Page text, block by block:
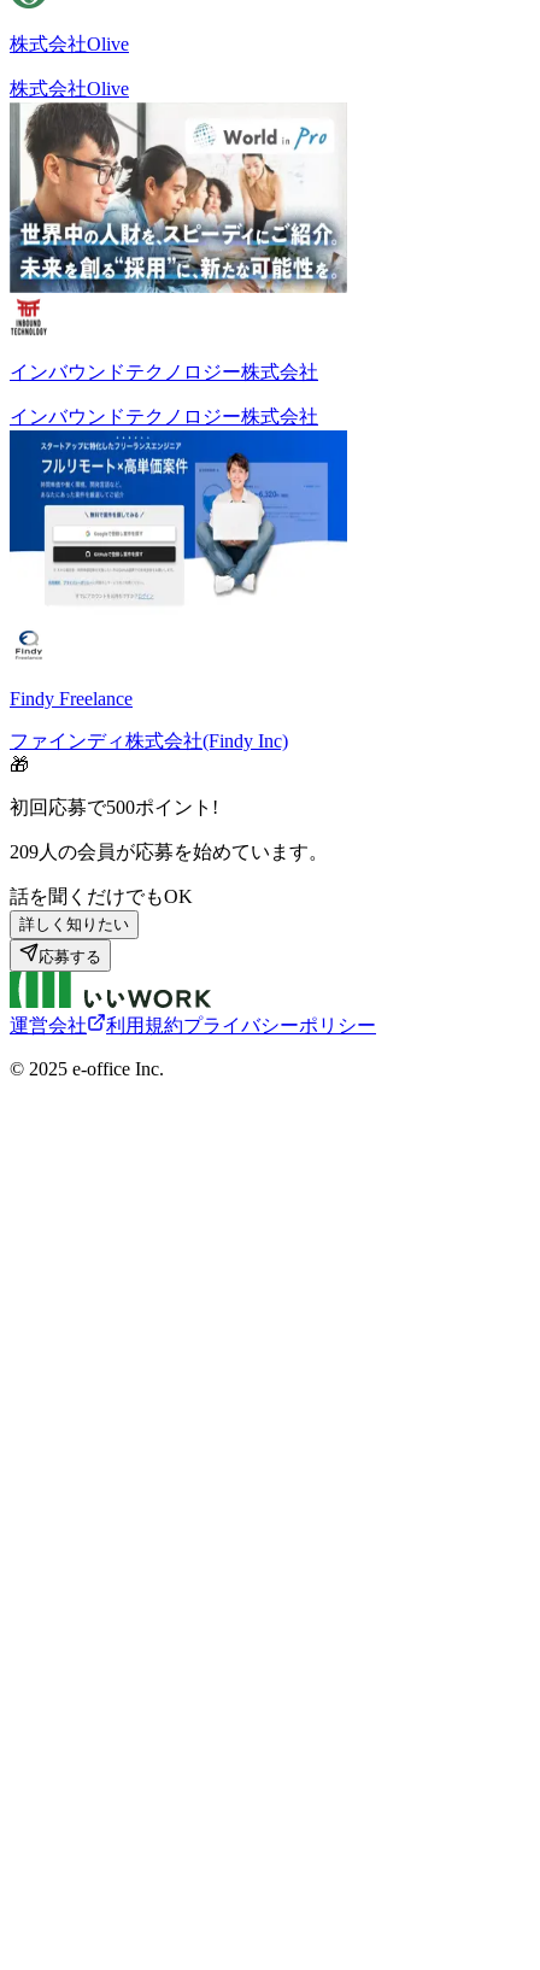
株式会社Olive
株式会社Olive
インバウンドテクノロジー株式会社
インバウンドテクノロジー株式会社
Findy Freelance
ファインディ株式会社(Findy Inc)
🎁
初回応募で500ポイント!
209人の会員が応募を始めています。
話を聞くだけでもOK
詳しく知りたい
応募する
運営会社 利用規約プライバシーポリシー
©︎ 2025 e-office Inc.